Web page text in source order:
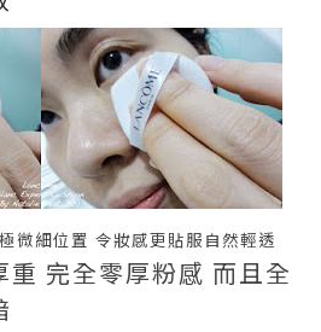
微細位置 令妝感更貼服自然輕透
重 完全零厚粉感 而且全